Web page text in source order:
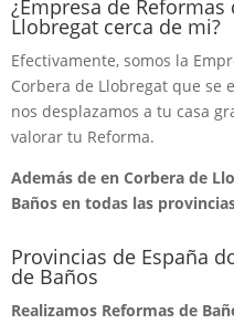
¿Empresa de
Llobregat cerca de mi?
Efectivamente, somos la
Corbera de Llobregat que se
nos desplazamos a tu casa
valorar tu Reforma.
Además de en Corbera de
Baños en todas las
Provincias de España
de Baños
Realizamos Reformas de